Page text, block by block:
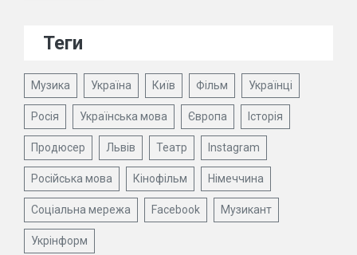
Теги
Музика Україна Київ Фільм Українці
Росія Українська мова Європа Історія
Продюсер Львів Театр Instagram
Російська мова Кінофільм Німеччина
Соціальна мережа Facebook Музикант
Укрінформ